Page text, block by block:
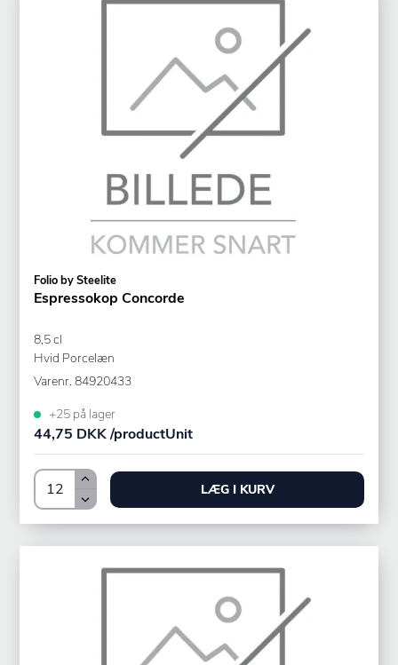
Folio by Steelite
Espressokop Concorde
8,5 cl
Hvid Porcelæn
Varenr. 84920433
+25 på lager
44,75 DKK /productUnit
LÆG I KURV